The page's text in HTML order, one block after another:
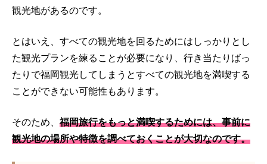
観光地があるのです。
とはいえ、すべての観光地を回るためにはしっかりとし
た観光プランを練ることが必要になり、行き当たりばっ
たりで福岡観光してしまうとすべての観光地を満喫する
ことができない可能性もあります。
そのため、福岡旅行をもっと満喫するためには、事前に
観光地の場所や特徴を調べておくことが大切なのです。